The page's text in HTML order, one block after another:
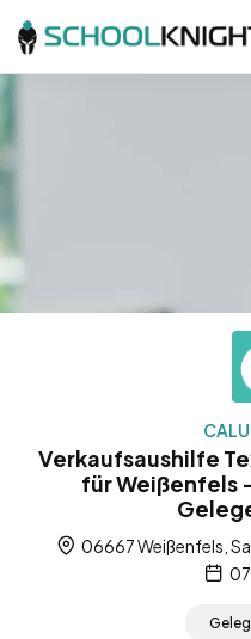
Verkaufsaushilfe
für Weißenfels
06667 Weißenfels,